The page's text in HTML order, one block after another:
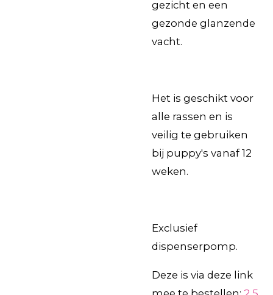
gezicht en een
gezonde glanzende
vacht.
Het is geschikt voor
alle rassen en is
veilig te gebruiken
bij puppy's vanaf 12
weken.
Exclusief
dispenserpomp.
Deze is via deze link